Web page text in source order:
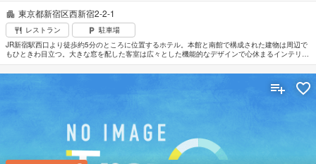
東京都新宿区西新宿2-2-1
レストラン
駐車場
JR新宿駅西口より徒歩約5分のところに位置するホテル。本館と南館で構成された建物は周辺で
もひときわ目立つ。大きな窓を配した客室は広々とした機能的なデザインで心休まるインテリ
ア。7階にあるスカイプールは夏季限定での営業。周辺は有名百貨店やオフィスビルが点在する
便利なロケーション。最寄の空港は羽田空港。